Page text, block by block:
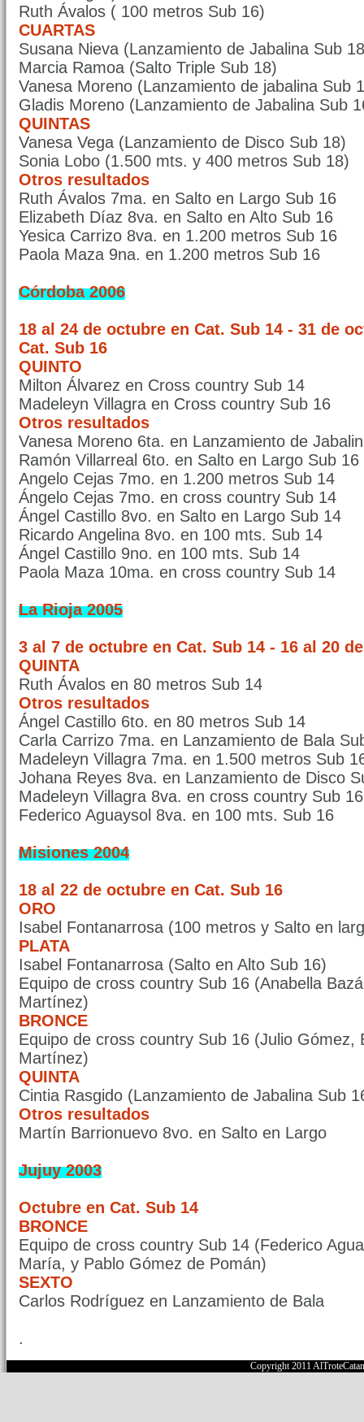
Ruth Ávalos ( 100 metros Sub 16)
CUARTAS
Susana Nieva (Lanzamiento de Jabalina Sub
Marcia Ramoa (Salto Triple Sub 18)
Vanesa Moreno (Lanzamiento de jabalina Sub
Gladis Moreno (Lanzamiento de Jabalina Sub
QUINTAS
Vanesa Vega (Lanzamiento de Disco Sub 18)
Sonia Lobo (1.500 mts. y 400 metros Sub 18)
Otros resultados
Ruth Ávalos 7ma. en Salto en Largo Sub 16
Elizabeth Díaz 8va. en Salto en Alto Sub 16
Yesica Carrizo 8va. en 1.200 metros Sub 16
Paola Maza 9na. en 1.200 metros Sub 16
Córdoba 2006
18 al 24 de octubre en Cat. Sub 14 - 31 de
Cat. Sub 16
QUINTO
Milton Álvarez en Cross country Sub 14
Madeleyn Villagra en Cross country Sub 16
Otros resultados
Vanesa Moreno 6ta. en Lanzamiento de
Ramón Villarreal 6to. en Salto en Largo Sub 16
Angelo Cejas 7mo. en 1.200 metros Sub 14
Ángelo Cejas 7mo. en cross country Sub 14
Ángel Castillo 8vo. en Salto en Largo Sub 14
Ricardo Angelina 8vo. en 100 mts. Sub 14
Ángel Castillo 9no. en 100 mts. Sub 14
Paola Maza 10ma. en cross country Sub 14
La Rioja2005
3 al 7 de octubre en Cat. Sub 14 - 16 al 20
QUINTA
Ruth Ávalos en 80 metros Sub 14
Otros resultados
Ángel Castillo 6to. en 80 metros Sub 14
Carla Carrizo 7ma. en Lanzamiento de Bala
Madeleyn Villagra 7ma. en 1.500 metros Sub
Johana Reyes 8va. en Lanzamiento de Disco
Madeleyn Villagra 8va. en cross country Sub 16
Federico Aguaysol 8va. en 100 mts. Sub 16
Misiones 2004
18 al 22 de octubre en Cat. Sub 16
ORO
Isabel Fontanarrosa (100 metros y Salto en
PLATA
Isabel Fontanarrosa (Salto en Alto Sub 16)
Equipo de cross country Sub 16 (Anabella
Martínez)
BRONCE
Equipo de cross country Sub 16 (Julio Gómez,
Martínez)
QUINTA
Cintia Rasgido (Lanzamiento de Jabalina Sub
Otros resultados
Martín Barrionuevo 8vo. en Salto en Largo
Jujuy 2003
Octubre en Cat. Sub 14
BRONCE
Equipo de cross country Sub 14 (Federico
María, y Pablo Gómez de Pomán)
SEXTO
Carlos Rodríguez en Lanzamiento de Bala
.
Copyright 2011